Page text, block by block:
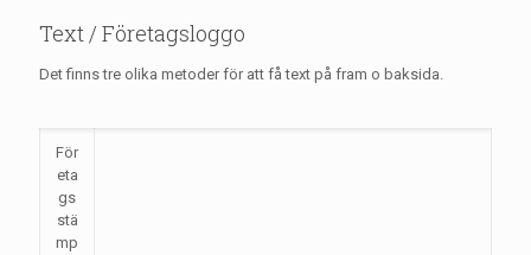
Text / Företagsloggo
Det finns tre olika metoder för att få text på fram o baksida.
För
eta
gs
stä
mp